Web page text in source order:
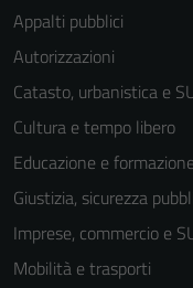
Appalti pubblici
Autorizzazioni
Catasto, urbanistica e
Cultura e tempo libero
Educazione e
Giustizia, sicurezza
Imprese, commercio e
Mobilità e trasporti